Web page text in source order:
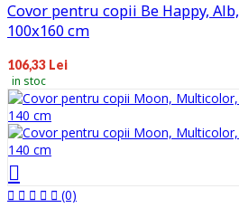
Covor pentru copii Be Happy, Alb,
100x160 cm
106,33 Lei
in stoc
(0)